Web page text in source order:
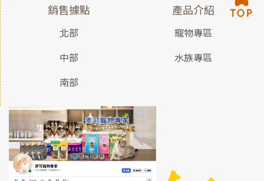
銷售據點
北部
中部
南部
產品介紹
寵物專區
水族專區